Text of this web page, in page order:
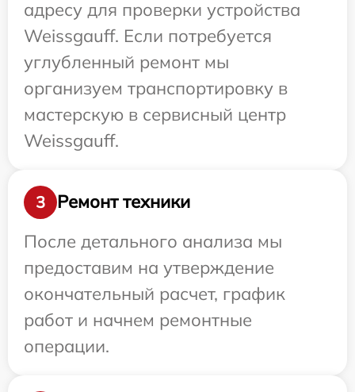
адресу для проверки устройства
Weissgauff. Если потребуется
углубленный ремонт мы
организуем транспортировку в
мастерскую в сервисный центр
Weissgauff.
3
Ремонт техники
После детального анализа мы
предоставим на утверждение
окончательный расчет, график
работ и начнем ремонтные
операции.